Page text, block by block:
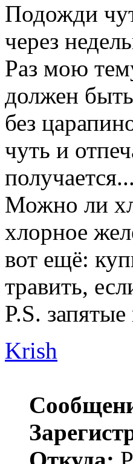
Подожди
через
Раз мою
должен
без
чуть и
получается...
Можно ли
хлорное
вот ещё:
травить,
P.S.
Krish